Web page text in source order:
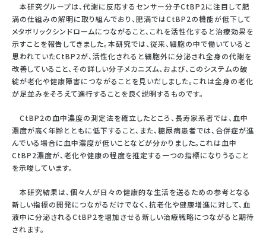
本研究グループは、代謝に反応するセンサー分子CtBP2に注目して肥
満の仕組みの解明に取り組んでおり、肥満ではCtBP2の機能が低下して
メタボリックシンドロームにつながること、これを活性化すると治療効果を
示すことを報告してきました。本研究では、従来、細胞の中で働いていると
思われていたCtBP2が、活性化されると細胞外に分泌され全身の代謝を
改善していること、その詳しい分子メカニズム、および、このシステムの破
綻が老化や健康障害につながることを見いだしました。これは全身の老化
が足並みをそろえて進行することを良く説明するものです。
CtBP2の血中濃度の測定法を確立したところ、長寿家系者では、血中
濃度が高く年齢とともに低下すること、また、糖尿病患者では、合併症が進
んでいる場合に血中濃度が低いことなどが分かりました。これは血中
CtBP2濃度が、老化や健康の程度を推定する一つの指標になりうること
を示唆しています。
本研究結果は、個々人が日々の健康的な生活を送るための参考となる
新しい指標の開発につながるだけでなく、抗老化や健康増進に対して、血
液中に分泌されるCtBP2を増加させる新しい治療戦略につながると期待
されます。